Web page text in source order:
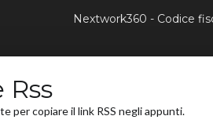
Nextwork360 - Codice
Rss
per copiare il link RSS negli appunti.